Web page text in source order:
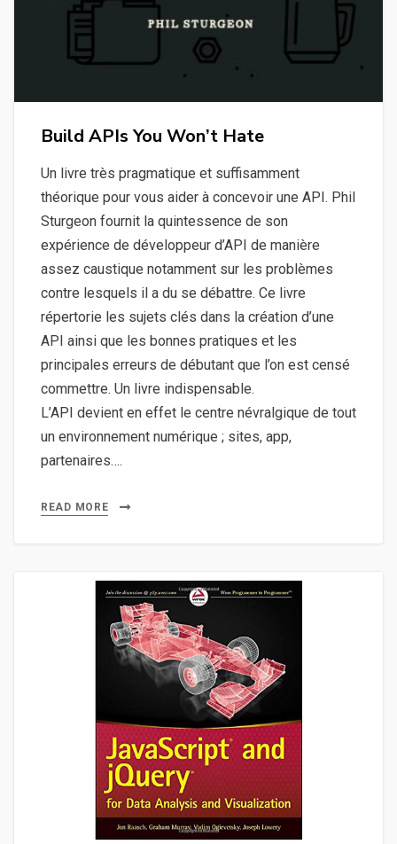
Build APIs You Won’t Hate
Un livre très pragmatique et suffisamment
théorique pour vous aider à concevoir une API. Phil
Sturgeon fournit la quintessence de son
expérience de développeur d’API de manière
assez caustique notamment sur les problèmes
contre lesquels il a du se débattre. Ce livre
répertorie les sujets clés dans la création d’une
API ainsi que les bonnes pratiques et les
principales erreurs de débutant que l’on est censé
commettre. Un livre indispensable.
L’API devient en effet le centre névralgique de tout
un environnement numérique ; sites, app,
partenaires….
READ MORE